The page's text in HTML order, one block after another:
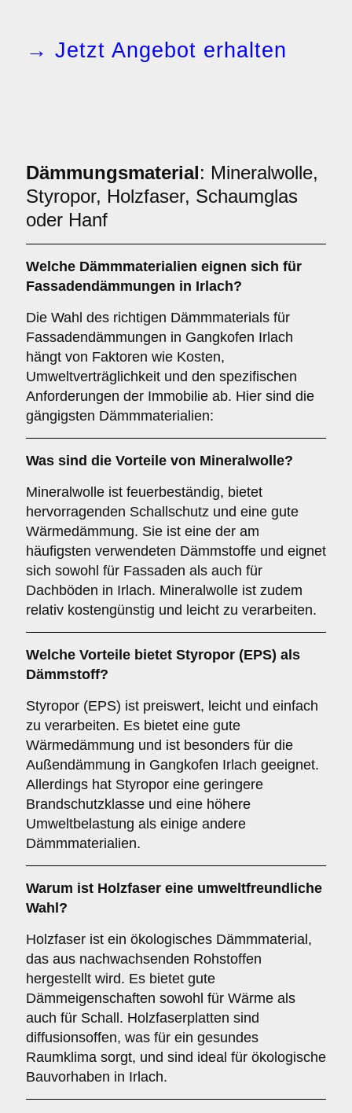
→ Jetzt Angebot erhalten
Dämmungsmaterial: Mineralwolle,
Styropor, Holzfaser, Schaumglas
oder Hanf
Welche Dämmmaterialien eignen sich für
Fassadendämmungen in Irlach?
Die Wahl des richtigen Dämmmaterials für
Fassadendämmungen in Gangkofen Irlach
hängt von Faktoren wie Kosten,
Umweltverträglichkeit und den spezifischen
Anforderungen der Immobilie ab. Hier sind die
gängigsten Dämmmaterialien:
Was sind die Vorteile von Mineralwolle?
Mineralwolle ist feuerbeständig, bietet
hervorragenden Schallschutz und eine gute
Wärmedämmung. Sie ist eine der am
häufigsten verwendeten Dämmstoffe und eignet
sich sowohl für Fassaden als auch für
Dachböden in Irlach. Mineralwolle ist zudem
relativ kostengünstig und leicht zu verarbeiten.
Welche Vorteile bietet Styropor (EPS) als
Dämmstoff?
Styropor (EPS) ist preiswert, leicht und einfach
zu verarbeiten. Es bietet eine gute
Wärmedämmung und ist besonders für die
Außendämmung in Gangkofen Irlach geeignet.
Allerdings hat Styropor eine geringere
Brandschutzklasse und eine höhere
Umweltbelastung als einige andere
Dämmmaterialien.
Warum ist Holzfaser eine umweltfreundliche
Wahl?
Holzfaser ist ein ökologisches Dämmmaterial,
das aus nachwachsenden Rohstoffen
hergestellt wird. Es bietet gute
Dämmeigenschaften sowohl für Wärme als
auch für Schall. Holzfaserplatten sind
diffusionsoffen, was für ein gesundes
Raumklima sorgt, und sind ideal für ökologische
Bauvorhaben in Irlach.